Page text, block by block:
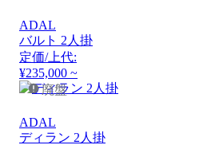
ADAL
バルト 2人掛
定価/上代:
¥235,000 ~
廃盤
ADAL
ディラン 2人掛